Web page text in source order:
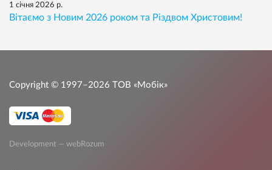
1 січня 2026 р.
Вітаємо з Новим 2026 роком та Різдвом Христовим!
Copyright © 1997–2026 ТОВ «Мобік»
Development — webRozum